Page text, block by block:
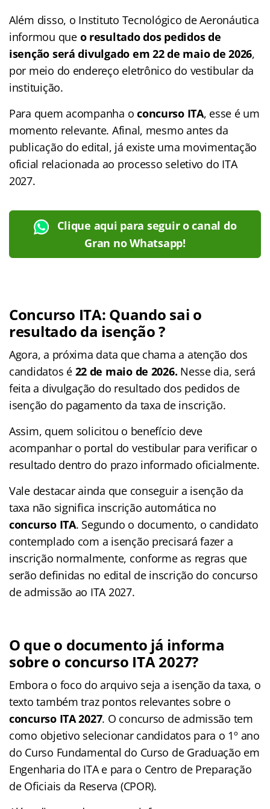
Além disso, o Instituto Tecnológico de Aeronáutica
informou que o resultado dos pedidos de
isenção será divulgado em 22 de maio de 2026,
por meio do endereço eletrônico do vestibular da
instituição.
Para quem acompanha oconcurso ITA, esse é um
momento relevante. Afinal, mesmo antes da
publicação do edital, já existe uma movimentação
oficial relacionada ao processo seletivo do ITA
2027.
Clique aqui para seguir o canal do
Gran no Whatsapp!
Concurso ITA: Quando sai o
resultado da isenção ?
Agora, a próxima data que chama a atenção dos
candidatos é 22 de maio de 2026. Nesse dia, será
feita a divulgação do resultado dos pedidos de
isenção do pagamento da taxa de inscrição.
Assim, quem solicitou o benefício deve
acompanhar o portal do vestibular para verificar o
resultado dentro do prazo informado oficialmente.
Vale destacar ainda que conseguir a isenção da
taxa não significa inscrição automática no
concurso ITA. Segundo o documento, o candidato
contemplado com a isenção precisará fazer a
inscrição normalmente, conforme as regras que
serão definidas no edital de inscrição do concurso
de admissão ao ITA 2027.
O que o documento já informa
sobre o concurso ITA 2027?
Embora o foco do arquivo seja a isenção da taxa, o
texto também traz pontos relevantes sobre o
concurso ITA 2027. O concurso de admissão tem
como objetivo selecionar candidatos para o 1º ano
do Curso Fundamental do Curso de Graduação em
Engenharia do ITA e para o Centro de Preparação
de Oficiais da Reserva (CPOR).